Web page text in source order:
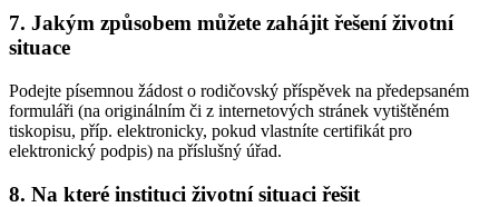
7. Jakým způsobem můžete zahájit řešení životní
situace
Podejte písemnou žádost o rodičovský příspěvek na předepsaném
formuláři (na originálním či z internetových stránek vytištěném
tiskopisu, příp. elektronicky, pokud vlastníte certifikát pro
elektronický podpis) na příslušný úřad.
8. Na které instituci životní situaci řešit